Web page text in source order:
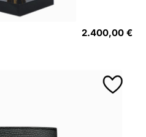
2.400,00 €